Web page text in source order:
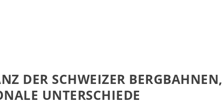
DER SCHWEIZER BERGBAHNEN,
UNTERSCHIEDE